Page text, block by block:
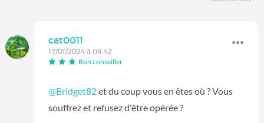
cat0011
17/01/2024 à 08:42
Bon conseiller
@Bridget82et du coup vous en êtes où ? Vous
souffrez et refusez d'être opérée ?